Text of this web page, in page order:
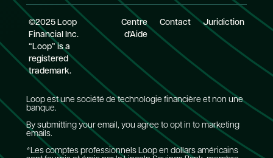
©2025 Loop
Financial Inc.
“Loop” is a
registered
trademark.
Centre
d'Aide
Contact Juridiction
Loop est une société de technologie financière et non une
banque.
By submitting your email, you agree to opt in to marketing
emails.
*Les comptes professionnels Loop en dollars américains